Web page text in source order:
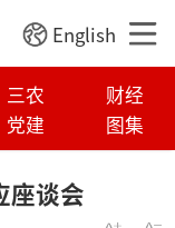
English
三农
财经
党建 图集
座谈会